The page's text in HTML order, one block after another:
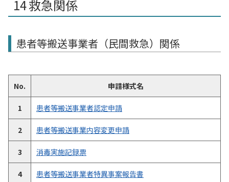
救急関係
患者等搬送事業者（民間救急）関係
No. 申請様式名
1 患者等搬送事業者認定申請
2 患者等搬送事業内容変更申請
3 消毒実施記録票
4 患者等搬送事業者特異事案報告書